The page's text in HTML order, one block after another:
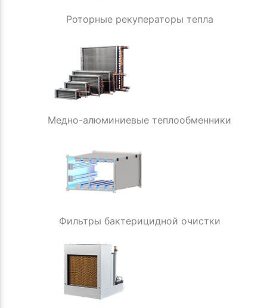
Роторные рекуператоры тепла
Медно-алюминиевые теплообменники
Фильтры бактерицидной очистки